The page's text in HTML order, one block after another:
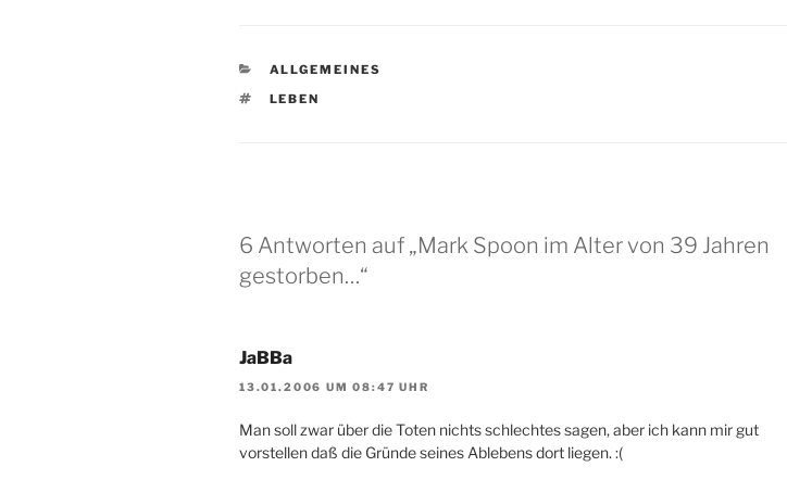
KATEGORIEN
ALLGEMEINES
SCHLAGWÖRTER
LEBEN
6 Antworten auf „Mark Spoon im Alter von 39 Jahren
gestorben…“
JaBBa
13.01.2006 UM 08:47 UHR
Man soll zwar über die Toten nichts schlechtes sagen, aber ich kann mir gut
vorstellen daß die Gründe seines Ablebens dort liegen. :(